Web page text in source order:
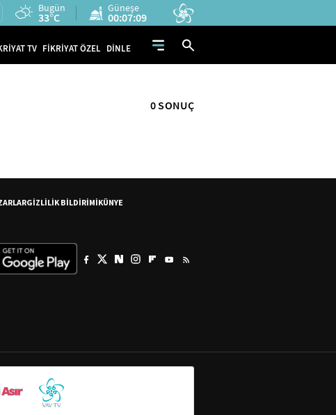
Bugün
33°C
Güneşe
00:07:09
TV FİKRİYAT ÖZEL DİNLE
0 SONUÇ
GİZLİLİK BİLDİRİMİKÜNYE